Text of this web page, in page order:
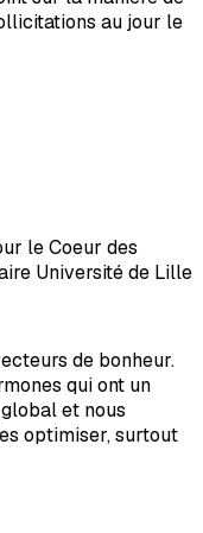
au jour le
le Coeur des
Université de Lille
de bonheur.
qui ont un
et nous
optimiser, surtout